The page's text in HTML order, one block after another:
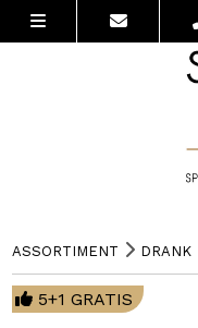
ASSORTIMENT DRANK
5+1 GRATIS